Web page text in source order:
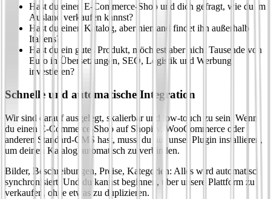
Hast du einen E-Commerce-Shop und dich gefragt, wie du im
Ausland verkaufen kannst?
Hast du einen Katalog, aber niemand findet ihn außerhalb
Italiens?
Hast du ein gutes Produkt, möchtest aber nicht Tausende von
Euro in Übersetzungen, SEO, Logistik und Werbung
investieren?
Schnelle und automatische Integration
Wir sind darauf ausgelegt, skalierbar und low-touch zu sein. Wenn
du einen E-Commerce-Shop auf Shopify, WooCommerce oder
anderen Standard-CMS hast, musst du nur unser Plugin installieren,
um deinen Katalog automatisch zu verbinden.
Bilder, Beschreibungen, Preise, Kategorien: Alles wird automatisch
synchronisiert. Und du kannst beginnen, über unsere Plattform zu
verkaufen, ohne etwas zu duplizieren.